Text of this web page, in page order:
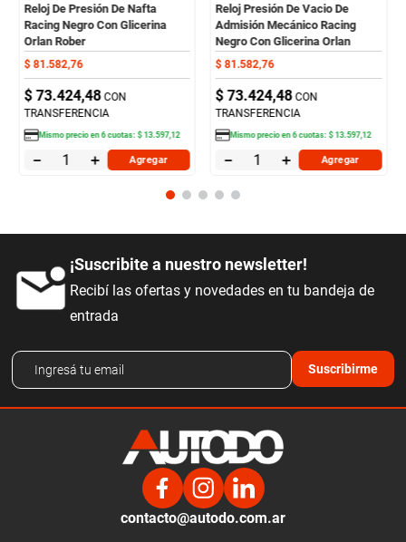
Reloj De Presión De Nafta
Racing Negro Con Glicerina
Orlan Rober
$ 81 .582,76
$ 73.424,48 CON
TRANSFERENCIA
Mismo precio en6cuotas:$ 13.597, 12
＋
－ Agregar
Reloj Presión De Vacio De
Admisión Mecánico Racing
Negro Con Glicerina Orlan
Rober
$ 81 .582,76
$ 73.424,48 CON
TRANSFERENCIA
Mismo precio en6cuotas:$ 13.597 12
＋
－ Agregar
¡Suscribite a nuestro newsletter!
Recibí las ofertas y novedades en tu bandeja de
entrada
Suscribirme
contacto@autodo.com.ar